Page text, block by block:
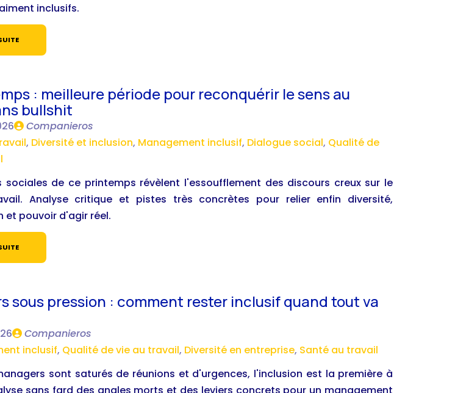
inclusifs.
: meilleure période pour reconquérir le sens au
bullshit
Publié
par
Companieros
, Diversité et inclusion, Management inclusif, Dialogue social, Qualité de
sociales de ce printemps révèlent l'essoufflement des discours creux sur le
Analyse critique et pistes très concrètes pour relier enfin diversité,
et pouvoir d'agir réel.
sous pression : comment rester inclusif quand tout va
Publié
par
Companieros
inclusif, Qualité de vie au travail, Diversité en entreprise, Santé au travail
sont saturés de réunions et d'urgences, l'inclusion est la première à